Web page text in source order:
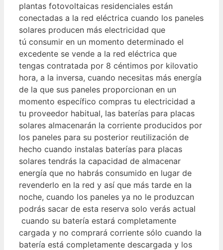
plantas fotovoltaicas residenciales están
conectadas a la red eléctrica cuando los paneles
solares producen más electricidad que
tú consumir en un momento determinado el
excedente se vende a la red eléctrica que
tengas contratada por 8 céntimos por kilovatio
hora, a la inversa, cuando necesitas más energía
de la que sus paneles proporcionan en un
momento específico compras tu electricidad a
tu proveedor habitual, las baterías para placas
solares almacenarán la corriente producidos por
los paneles para su posterior reutilización de
hecho cuando instalas baterías para placas
solares tendrás la capacidad de almacenar
energía que no habrás consumido en lugar de
revenderlo en la red y así que más tarde en la
noche, cuando los paneles ya no le produzcan
podrás sacar de esta reserva solo verás actual
cuando su batería estará completamente
cargada y no comprará corriente sólo cuando la
batería está completamente descargada y los